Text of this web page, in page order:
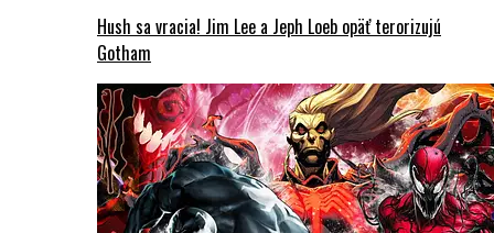
Hush sa vracia! Jim Lee a Jeph Loeb opäť terorizujú
Gotham